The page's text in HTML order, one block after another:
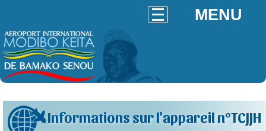
MENU
Informations sur l'appareil n°TCJJH